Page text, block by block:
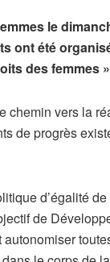
le
ont été
des
chemin vers la
de progrès
d’égalité de
de